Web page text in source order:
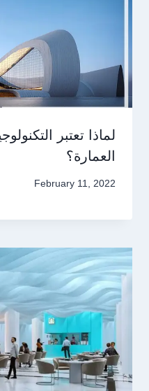
لماذا تعتبر
العمارة؟
February 11, 2022